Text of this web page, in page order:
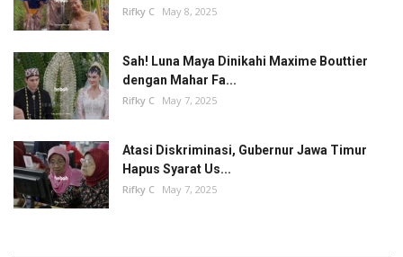
Rifky C May 8, 2025
Sah! Luna Maya Dinikahi Maxime Bouttier
dengan Mahar Fa...
Rifky C May 7, 2025
Atasi Diskriminasi, Gubernur Jawa Timur
Hapus Syarat Us...
Rifky C May 7, 2025